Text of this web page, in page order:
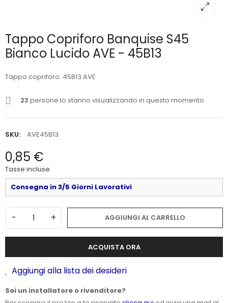
Tappo Copriforo Banquise S45
Bianco Lucido AVE - 45B13
Tappo copriforo. 45B13 AVE
23 persone lo stanno visualizzando in questo momento
SKU: AVE45B13
0,85 €
Tasse incluse
Consegna in 3/5 Giorni Lavorativi
- + AGGIUNGI AL CARRELLO
ACQUISTA ORA
Aggiungi alla lista dei desideri
Sei un installatore o rivenditore?